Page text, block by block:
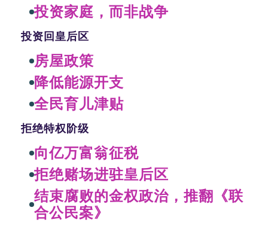
投资家庭，而非战争
投资回皇后区
房屋政策
降低能源开支
全民育儿津贴
拒绝特权阶级
向亿万富翁征税
拒绝赌场进驻皇后区
结束腐败的金权政治，推翻《联
合公民案》